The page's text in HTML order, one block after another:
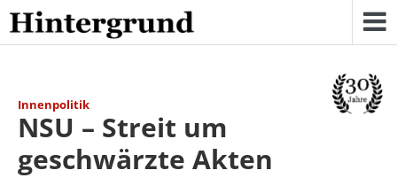
Skip
to
content
Innenpolitik
NSU – Streit um
geschwärzte Akten